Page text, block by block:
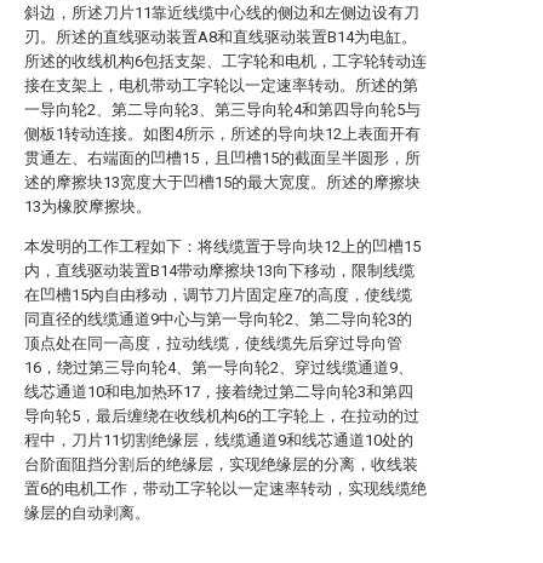
斜边，所述刀片11靠近线缆中心线的侧边和左侧边设有刀
刃。所述的直线驱动装置A8和直线驱动装置B14为电缸。
所述的收线机构6包括支架、工字轮和电机，工字轮转动连
接在支架上，电机带动工字轮以一定速率转动。所述的第
一导向轮2、第二导向轮3、第三导向轮4和第四导向轮5与
侧板1转动连接。如图4所示，所述的导向块12上表面开有
贯通左、右端面的凹槽15，且凹槽15的截面呈半圆形，所
述的摩擦块13宽度大于凹槽15的最大宽度。所述的摩擦块
13为橡胶摩擦块。
本发明的工作工程如下：将线缆置于导向块12上的凹槽15
内，直线驱动装置B14带动摩擦块13向下移动，限制线缆
在凹槽15内自由移动，调节刀片固定座7的高度，使线缆
同直径的线缆通道9中心与第一导向轮2、第二导向轮3的
顶点处在同一高度，拉动线缆，使线缆先后穿过导向管
16，绕过第三导向轮4、第一导向轮2、穿过线缆通道9、
线芯通道10和电加热环17，接着绕过第二导向轮3和第四
导向轮5，最后缠绕在收线机构6的工字轮上，在拉动的过
程中，刀片11切割绝缘层，线缆通道9和线芯通道10处的
台阶面阻挡分割后的绝缘层，实现绝缘层的分离，收线装
置6的电机工作，带动工字轮以一定速率转动，实现线缆绝
缘层的自动剥离。